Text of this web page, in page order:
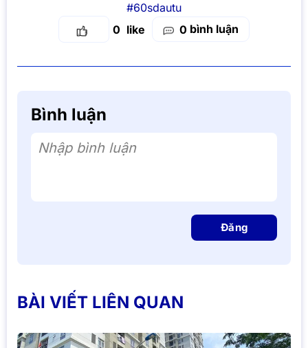
#60sdautu
0
0 bình luận
Bình luận
Nhập bình luận
Đăng
BÀI VIẾT LIÊN QUAN